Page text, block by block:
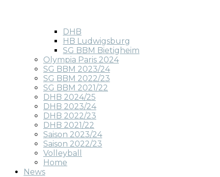
DHB
HB Ludwigsburg
SG BBM Bietigheim
Olympia Paris 2024
SG BBM 2023/24
SG BBM 2022/23
SG BBM 2021/22
DHB 2024/25
DHB 2023/24
DHB 2022/23
DHB 2021/22
Saison 2023/24
Saison 2022/23
Volleyball
Home
News